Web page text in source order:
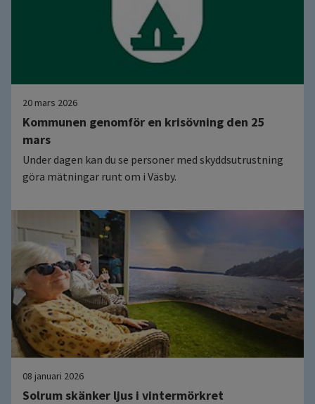
20 mars 2026
Kommunen genomför en krisövning den 25
mars
Under dagen kan du se personer med skyddsutrustning
göra mätningar runt om i Väsby.
08 januari 2026
Solrum skänker ljus i vintermörkret